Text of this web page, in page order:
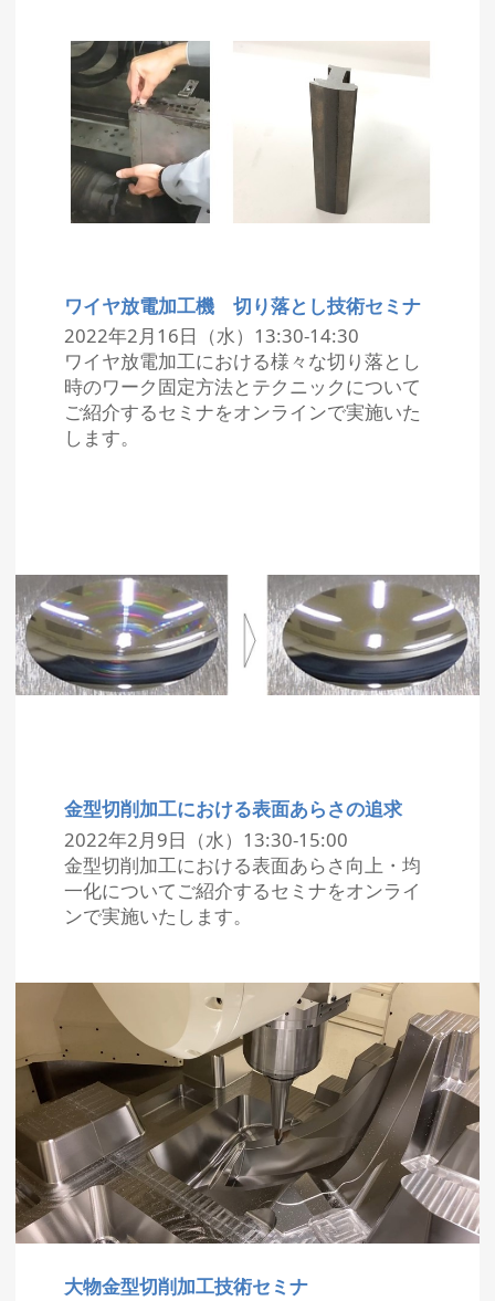
ワイヤ放電加工機 切り落とし技術セミナ
2022年2月16日（水）13:30-14:30
ワイヤ放電加工における様々な切り落とし
時のワーク固定方法とテクニックについて
ご紹介するセミナをオンラインで実施いた
します。
金型切削加工における表面あらさの追求
2022年2月9日（水）13:30-15:00
金型切削加工における表面あらさ向上・均
一化についてご紹介するセミナをオンライ
ンで実施いたします。
大物金型切削加工技術セミナ